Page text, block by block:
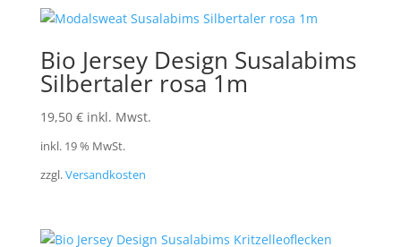
Bio Jersey Design Susalabims
Silbertaler rosa 1m
19,50 € inkl. Mwst.
inkl. 19 % MwSt.
zzgl.Versandkosten